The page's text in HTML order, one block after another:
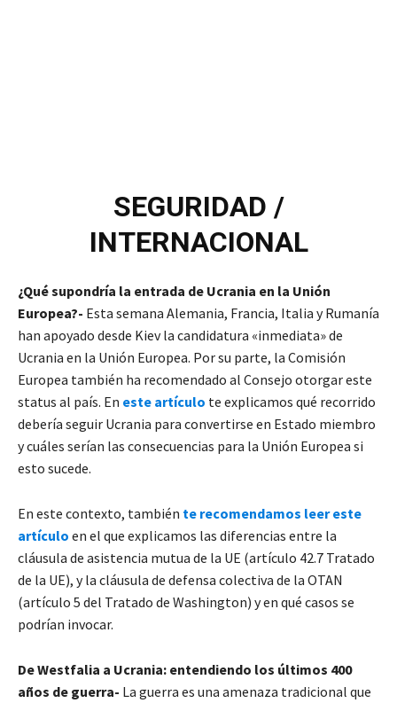
SEGURIDAD /
INTERNACIONAL
¿Qué supondría la entrada de Ucrania en la Unión
Europea?- Esta semana Alemania, Francia, Italia y Rumanía
han apoyado desde Kiev la candidatura «inmediata» de
Ucrania en la Unión Europea. Por su parte, la Comisión
Europea también ha recomendado al Consejo otorgar este
status al país. En este artículo te explicamos qué recorrido
debería seguir Ucrania para convertirse en Estado miembro
y cuáles serían las consecuencias para la Unión Europea si
esto sucede.
En este contexto, también te recomendamos leer este
artículo en el que explicamos las diferencias entre la
cláusula de asistencia mutua de la UE (artículo 42.7 Tratado
de la UE), y la cláusula de defensa colectiva de la OTAN
(artículo 5 del Tratado de Washington) y en qué casos se
podrían invocar.
De Westfalia a Ucrania: entendiendo los últimos 400
años de guerra- La guerra es una amenaza tradicional que